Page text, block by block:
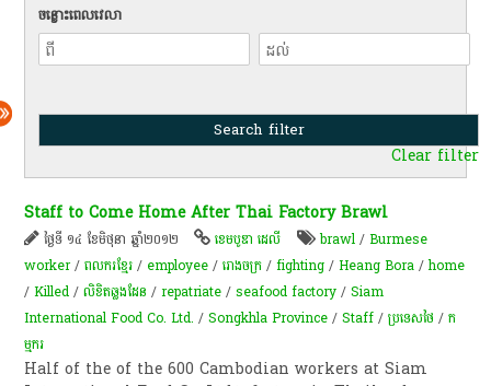
ចន្លោះពេលវេលា
Clear filter
Staff to Come Home After Thai Factory Brawl
ថ្ងៃទី ១៤ ខែមិថុនា ឆ្នាំ២០១២ ខេមបូឌា ដេលី brawl /Burmese
worker/ពលករ​ខ្មែរ​ / employee /រោងចក្រ /fighting /Heang Bora /home
/Killed /លិខិត​ឆ្លងដែន​ /repatriate /seafood factory /Siam
International Food Co. Ltd. /Songkhla Province /Staff /ប្រទេសថៃ /ក​
ម្មករ​
Half of the of the 600 Cambodian workers at Siam